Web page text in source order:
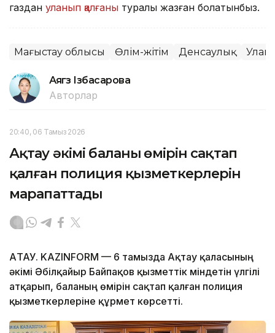
газдан уланып қалғаны туралы жазған болатынбыз.
Маңғыстау облысы Өлім-жітім Денсаулық
Аягөз Ізбасарова
Авторлар
20:40, 06 Тамыз 2026
Ақтау әкімі баланың өмірін сақтап
қалған полиция қызметкерлерін
марапаттады
АҚТАУ. KAZINFORM — 6 тамызда Ақтау қаласының
әкімі Әбілқайыр Байпақов қызметтік міндетін үлгілі
атқарып, баланың өмірін сақтап қалған полиция
қызметкерлеріне құрмет көрсетті.